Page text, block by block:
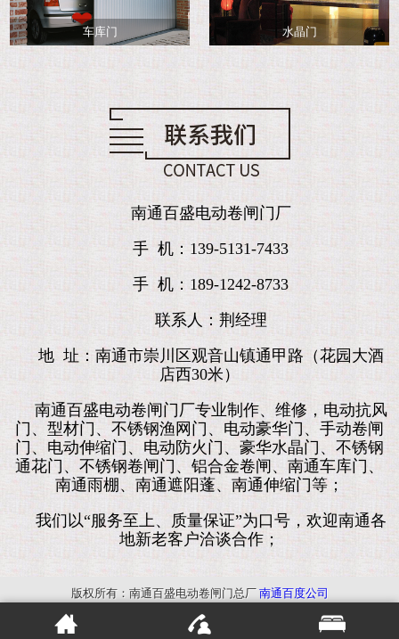
车库门 水晶门
南通百盛电动卷闸门厂
手 机：139-5131-7433
手 机：189-1242-8733
联系人：荆经理
地 址：南通市崇川区观音山镇通甲路（花园大酒
店西30米）
南通百盛电动卷闸门厂专业制作、维修，电动抗风
门、型材门、不锈钢渔网门、电动豪华门、手动卷闸
门、电动伸缩门、电动防火门、豪华水晶门、不锈钢
通花门、不锈钢卷闸门、铝合金卷闸、南通车库门、
南通雨棚、南通遮阳蓬、南通伸缩门等；
我们以“服务至上、质量保证”为口号，欢迎南通各
地新老客户洽谈合作；
版权所有：南通百盛电动卷闸门总厂 南通百度公司